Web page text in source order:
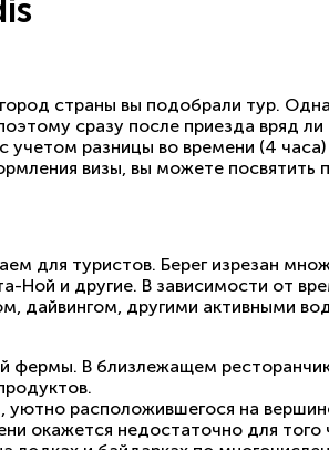
страны вы подобрали тур.
сразу после приезда вряд ли
разницы во времени (4
визы, вы можете посвятить
для туристов. Берег изрезан
Ной и другие. В зависимости от
дайвингом, другими активными
фермы. В близлежащем
расположившегося на
окажется недостаточно для того